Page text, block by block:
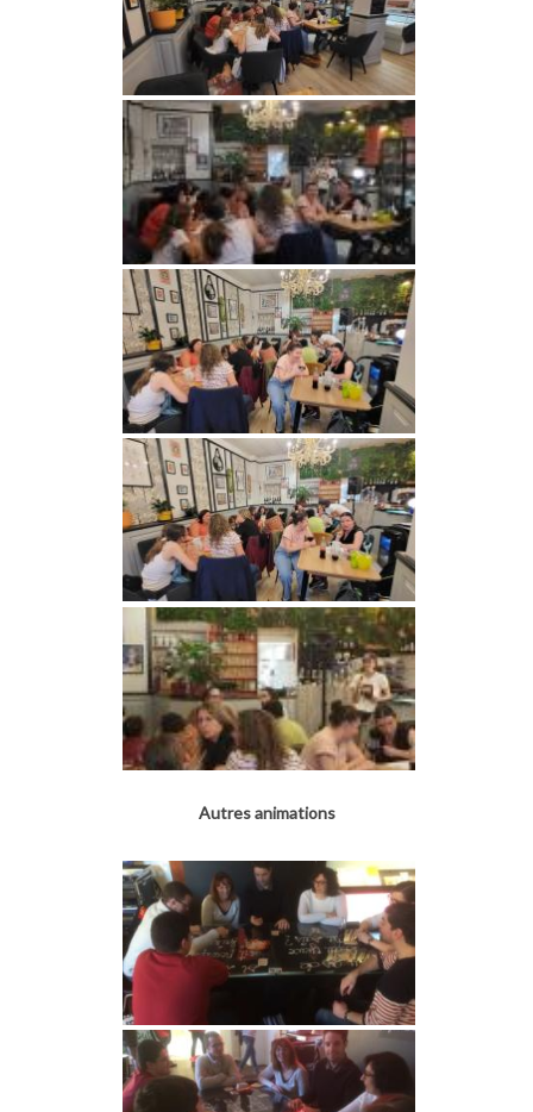
Autres animations